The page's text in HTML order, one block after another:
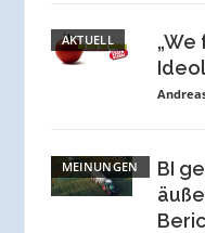
AKTUELL
MEINUNGEN
BI